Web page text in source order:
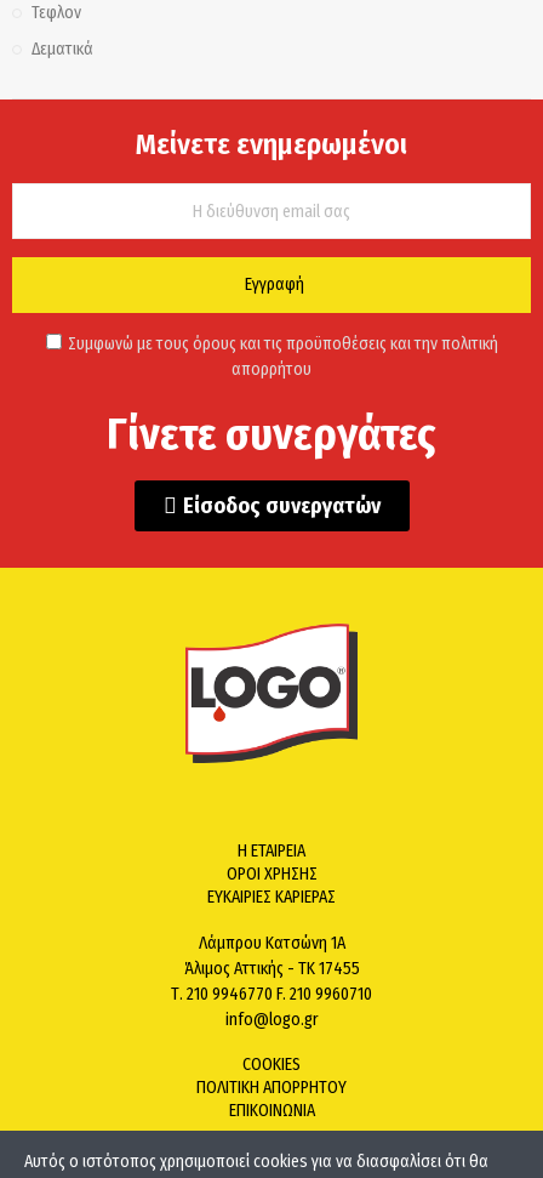
Τεφλον
Δεματικά
Μείνετε ενημερωμένοι
Εγγραφή
Συμφωνώ με τους όρους και τις προϋποθέσεις και την πολιτική
απορρήτου
Γίνετε συνεργάτες
Είσοδος συνεργατών
Η ΕΤΑΙΡΕΙΑ
ΟΡΟΙ ΧΡΗΣΗΣ
ΕΥΚΑΙΡΙΕΣ ΚΑΡΙΕΡΑΣ
Λάμπρου Κατσώνη 1Α
Άλιμος Αττικής - ΤΚ 17455
Τ. 210 9946770 F. 210 9960710
info@logo.gr
COOKIES
ΠΟΛΙΤΙΚΗ ΑΠΟΡΡΗΤΟΥ
ΕΠΙΚΟΙΝΩΝΙΑ
Αυτός ο ιστότοπος χρησιμοποιεί cookies για να διασφαλίσει ότι θα